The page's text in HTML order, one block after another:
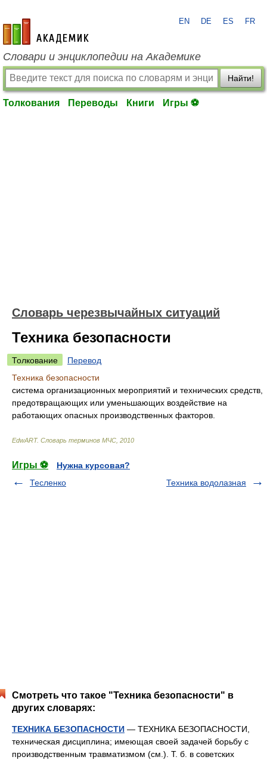
academic.ru
EN DE ES FR
Словари и энциклопедии на Академике
Найти!
Толкования Переводы Книги Игры ⚽
Словарь черезвычайных ситуаций
Техника безопасности
Толкование
Перевод
Техника безопасности
система организационных мероприятий и технических средств,
предотвращающих или уменьшающих воздействие на
работающих опасных производственных факторов.
EdwART. Словарь терминов МЧС 2010
Игры ⚽
Нужна курсовая?
Тесленко
Техника водолазная
Смотреть что такое "Техника безопасности" в
других словарях:
ТЕХНИКА БЕЗОПАСНОСТИ — ТЕХНИКА БЕЗОПАСНОСТИ,
техническая дисциплина; имеющая своей задачей борьбу с
производственным травматизмом (см.). Т. б. в советских